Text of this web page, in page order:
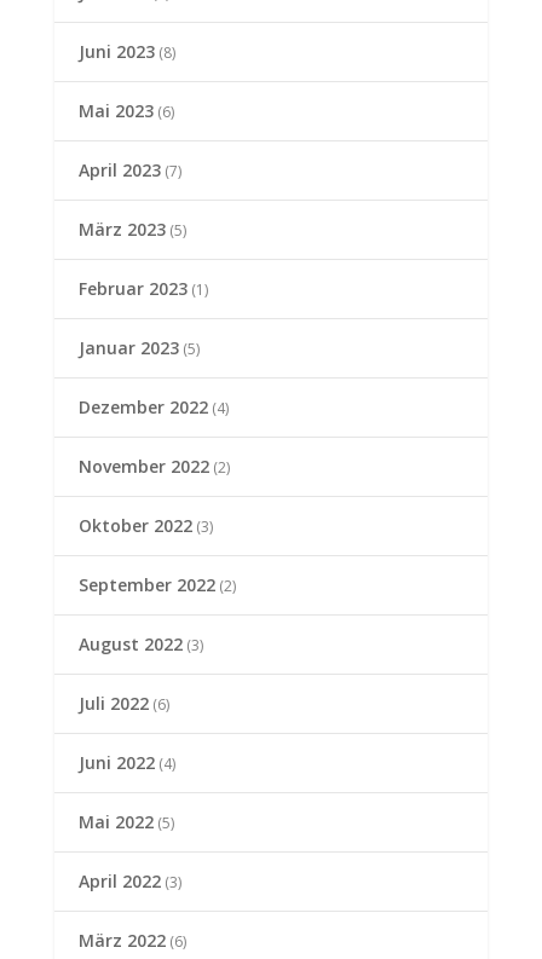
Juni 2023(8)
Mai 2023(6)
April 2023(7)
März 2023(5)
Februar 2023(1)
Januar 2023(5)
Dezember 2022(4)
November 2022(2)
Oktober 2022(3)
September 2022(2)
August 2022(3)
Juli 2022(6)
Juni 2022(4)
Mai 2022(5)
April 2022(3)
März 2022(6)